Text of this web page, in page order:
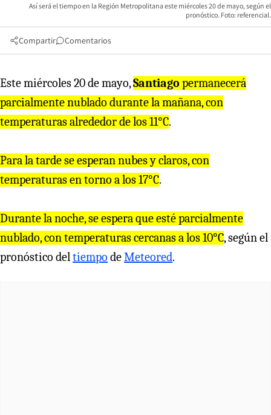
Así será el tiempo en la Región Metropolitana este miércoles 20 de mayo, según el
pronóstico. Foto: referencial.
Compartir Comentarios
Este miércoles 20 de mayo,Santiago permanecerá
parcialmente nublado durante la mañana, con
temperaturas alrededor de los 11°C.
Para la tarde se esperan nubes y claros, con
temperaturas en torno a los 17°C.
Durante la noche, se espera que esté parcialmente
nublado, con temperaturas cercanas a los 10°C, según el
pronóstico deltiempo deMeteored.